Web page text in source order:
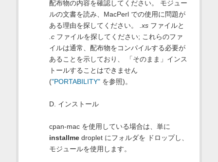
配布物の内容を確認してください。 モジュー
ルの文書を読み、MacPerl での使用に問題が
ある理由を探してください。 .xsファイルと
.cファイルを探してください; これらのファ
イルは通常、配布物をコンパイルする必要が
あることを示しており、 「そのまま」インス
トールすることはできません
("PORTABILITY"を参照)。
D. インストール
cpan-mac を使用している場合は、単に
installmedroplet にフォルダを ドロップし、
モジュールを使用します。